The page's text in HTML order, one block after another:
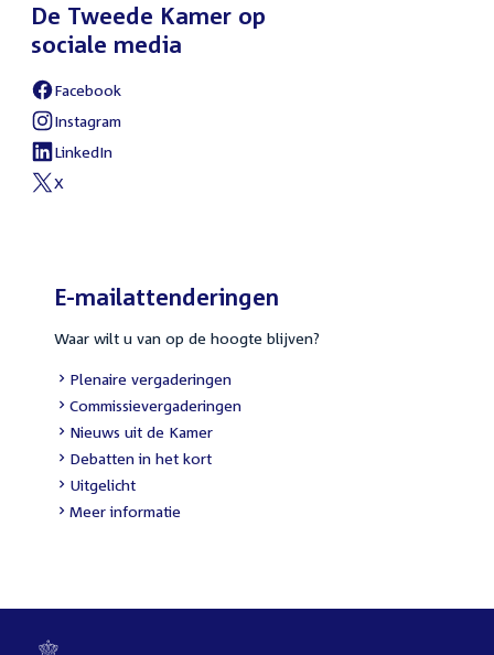
De Tweede Kamer op
sociale media
External
link:
Facebook
External
link:
Instagram
External
link:
LinkedIn
External
X
E-mailattenderingen
Waar wilt u van op de hoogte blijven?
External
link:
Plenaire vergaderingen
External
link:
Commissievergaderingen
External
link:
Nieuws uit de Kamer
External
link:
Debatten in het kort
External
link:
Uitgelicht
Meer informatie